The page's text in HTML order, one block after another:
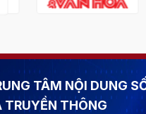
TÂM NỘI DUNG
TRUYỀN THÔNG